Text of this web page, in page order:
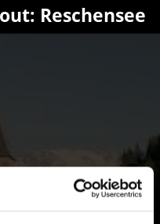
Reschensee